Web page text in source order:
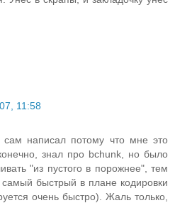
11:58
написал потому что мне это
знал про bchunk, но было
"из пустого в порожнее", тем
быстрый в плане кодировки
очень быстро). Жаль только,